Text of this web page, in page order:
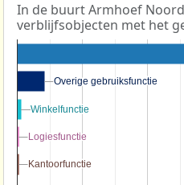
In de buurt Armhoef
verblijfsobjecten met het
Overige gebruiksfunctie
Overige gebruiksfunctie
Winkelfunctie
Winkelfunctie
Logiesfunctie
Logiesfunctie
Kantoorfunctie
Kantoorfunctie